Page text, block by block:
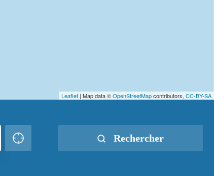
Leaflet | Map data ©OpenStreetMapcontributors, CC-BY-SA
Rechercher